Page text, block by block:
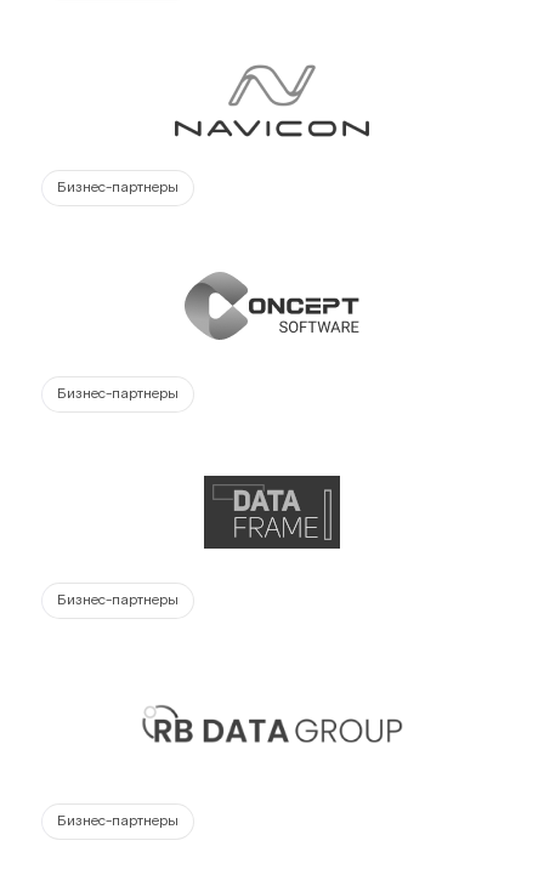
Бизнес-партнеры
Бизнес-партнеры
Бизнес-партнеры
Бизнес-партнеры